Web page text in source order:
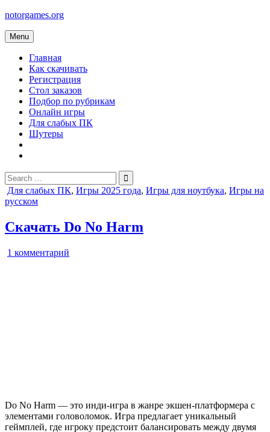
Skip
content
notorgames.org
Menu
Главная
Как скачивать
Регистрация
Стол заказов
Подбор по рубрикам
Онлайн игры
Для слабых ПК
Шутеры
Search
for:
Posted
in
Для слабых ПК, Игры 2025 года, Игры для ноутбука, Игры на
русском
Скачать Do No Harm
1 комментарий
Do No Harm — это инди-игра в жанре экшен-платформера с
элементами головоломок. Игра предлагает уникальный
геймплей, где игроку предстоит балансировать между двумя